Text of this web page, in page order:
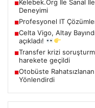
■Kelebek.Org İle Sanal
Deneyimi
■Profesyonel IT
■Celta Vigo, Altay
açıkladı!
■Transfer krizi
harekete geçildi
■Otobüste
Yönlendirdi